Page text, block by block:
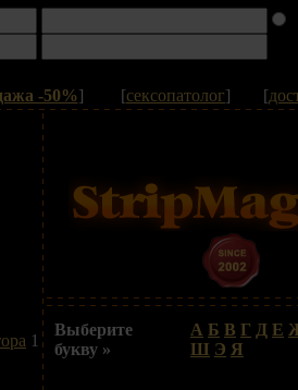
-50%] [сексопатолог] [
1
Выберите
букву »
А Б В Г Д Е
Ш Э Я